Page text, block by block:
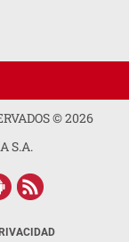
©2026
S.A.